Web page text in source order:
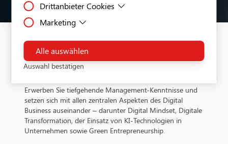
Essenzielle Cookies sind Cookies, welche für die
werden.
Drittanbieter Cookies
Drittanbieter Cookies sind Cookies, die Drittanbieter-
ermöglichen.
Marketing
Dies ist ein Tag-Management-System. Über den Google Tag
Manager können Tags zentral über eine Benutzeroberfläche
eingebunden werden. Tags sind kleine Codeabschnitte, die
Aktivitäten verfolgen können. Über den Google Tag
ermöglicht es zu steuern, wann ein bestimmtes Tag
wird.Verarbeitendes Unternehmen: Google Ireland Limited
Google Building Gordon House, 4 Barrow St, Dublin, D04
IrelandDatenschutzbeauftragter der verarbeitenden Firma
Nachfolgend finden Sie die E-Mail-Adresse des
Alle auswählen
Auswahl bestätigen
DIGITAL BUSINESS UND AI
Erwerben Sie tiefgehende Management-Kenntnisse und
setzen sich mit allen zentralen Aspekten des Digital
Business auseinander – darunter Digital Mindset, Digitale
Transformation, der Einsatz von KI-Technologien in
Unternehmen sowie Green Entrepreneurship.